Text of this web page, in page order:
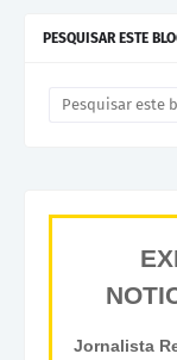
PESQUISAR ESTE
Jornalista